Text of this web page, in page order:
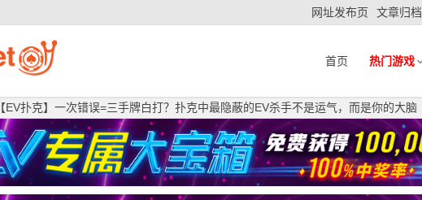
网址发布页 文章归档
首页 热门游戏
【EV扑克】一次错误=三手牌白打？扑克中最隐蔽的EV杀手不是运气，而是你的大脑